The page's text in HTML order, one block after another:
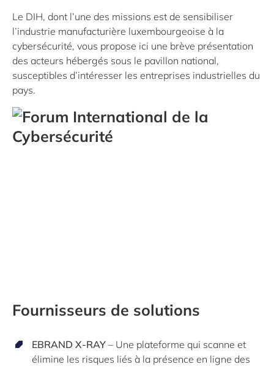
Le DIH, dont l’une des missions est de sensibiliser
l’industrie manufacturière luxembourgeoise à la
cybersécurité, vous propose ici une brève présentation
des acteurs hébergés sous le pavillon national,
susceptibles d’intéresser les entreprises industrielles du
pays.
Fournisseurs de solutions
EBRAND X-RAY – Une plateforme qui scanne et
élimine les risques liés à la présence en ligne des